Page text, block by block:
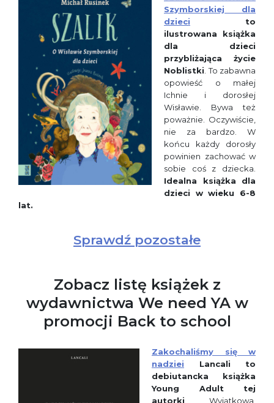
Szymborskiej dla
dzieci to
ilustrowana książka
dla dzieci
przybliżająca życie
Noblistki. To zabawna
opowieść o małej
Ichnie i dorosłej
Wisławie. Bywa też
poważnie. Oczywiście,
nie za bardzo. W
końcu każdy dorosły
powinien zachować w
sobie coś z dziecka.
Idealna książka dla
dzieci w wieku 6-8
lat.
Sprawdź pozostałe
Zobacz listę książek z
wydawnictwa We need YA w
promocji Back to school
Zakochaliśmy się w
nadziei Lancali to
debiutancka książka
Young Adulttej
autorki . Wyjątkowa,